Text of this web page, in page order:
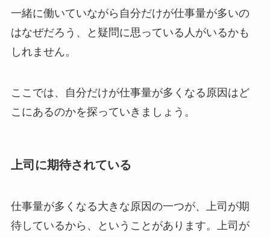
一緒に働いていながら自分だけが仕事量が多いの
はなぜだろう、と疑問に思っている人がいるかも
しれません。
ここでは、自分だけが仕事量が多くなる原因はど
こにあるのかを探っていきましょう。
上司に期待されている
仕事量が多くなる大きな原因の一つが、上司が期
待しているから、ということがあります。上司が